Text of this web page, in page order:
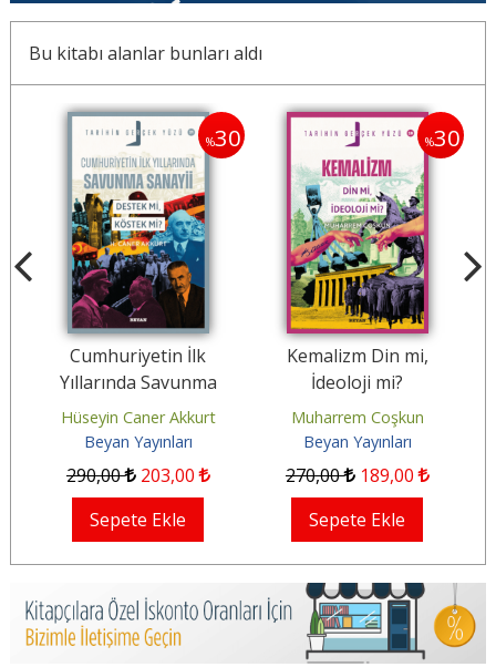
Bu kitabı alanlar bunları aldı
%30
Cumhuriyetin İlk
Yıllarında Savunma
Sanayii; Destek mi,
Köstek mi
Hüseyin Caner Akkurt
Beyan Yayınları
290,00 203,00
Sepete Ekle
%30
Kemalizm Din mi,
İdeoloji mi?
Muharrem Coşkun
Beyan Yayınları
270,00 189,00
Sepete Ekle